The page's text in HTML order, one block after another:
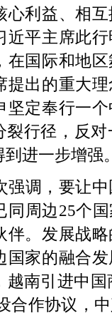
心利益、相
近平主席此
在国际和地
提出的重大
坚定奉行一
裂行径，反
到进一步增强
强调，要让
同周边25个
伴。发展战
国家的融合
越南引进中
合作协议，